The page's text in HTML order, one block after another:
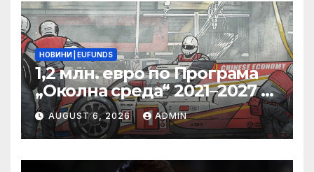
мляко
НОВИНИ | EUFUNDS
1,2 млн. евро по Програма
„Околна среда“ 2021–2027 г.
ще бъдат инвестирани за
превенция и управление
на риска от наводнения в
община Свиленград
AUGUST 6, 2026 ADMIN